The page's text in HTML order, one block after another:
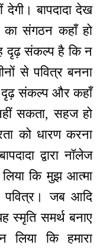
देगी। बापदादा देख
का संगठन कहाँ हो
दृढ़ संकल्प है कि न
से पवित्र बनना
दृढ़ संकल्प और कहाँ
सकता, सहज हो
को धारण करना
द्वारा नॉलेज
कि मुझ आत्मा
जब आदि
स्मृति समर्थ बनाए
कि हमारा